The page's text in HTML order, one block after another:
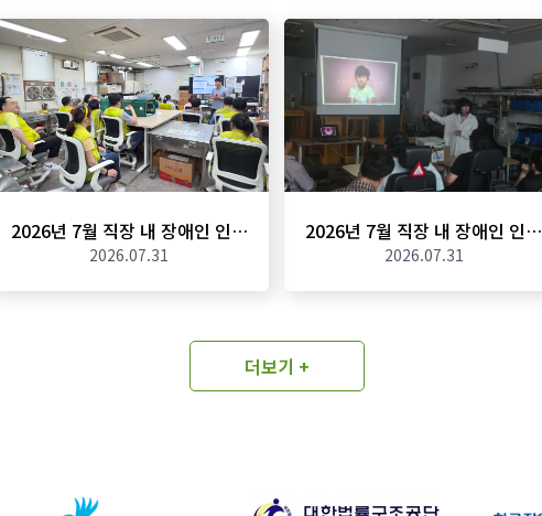
2026년 7월 직장 내 장애인 인…
2026.07.31
2026년 7월 직장 내 장애인 인…
2026.07.31
더보기 +